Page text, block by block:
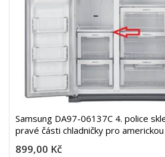
Samsung DA97-06137C 4. police
pravé části chladničky pro
899,00 Kč